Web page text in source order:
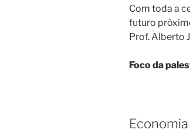
Com toda a
futuro
Prof. Alberto
Foco da